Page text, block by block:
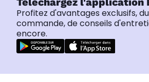
Profitez d'avantages exclusifs,
commande, de conseils
encore.